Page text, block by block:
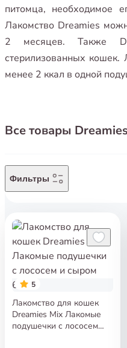
питомца, необходимое
Лакомство Dreamies
2 месяцев. Также
стерилизованных кошек.
менее 2 ккал в одной
Все товары Dreamies
Фильтры
5
Лакомство для кошек
Dreamies Mix Лакомые
подушечки с лососем